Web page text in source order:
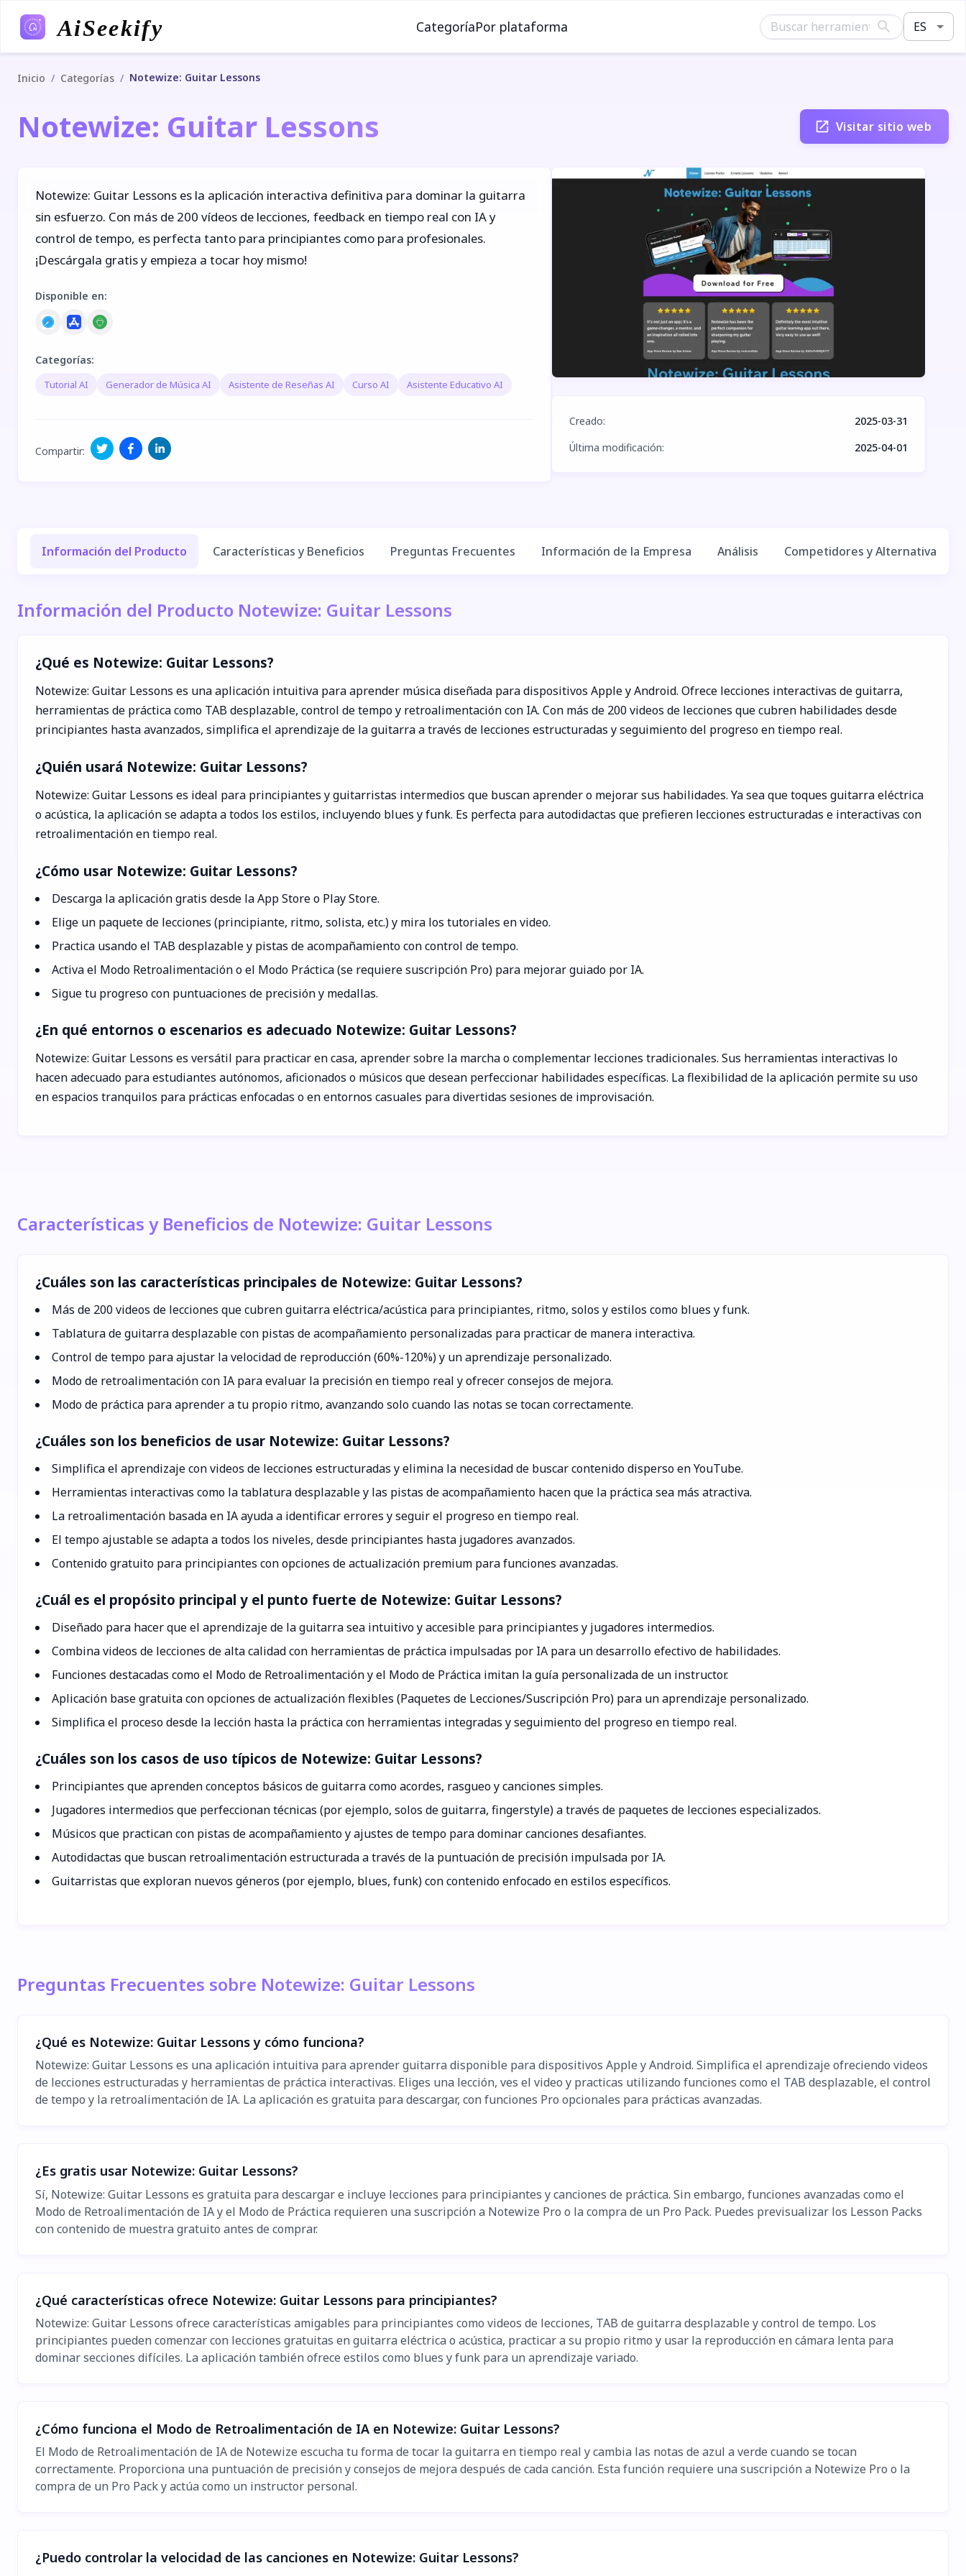
AiSeekify CategoríaPor plataforma ES
Inicio / Categorías / Notewize: Guitar Lessons
Notewize: Guitar Lessons Visitar sitio web
Notewize: Guitar Lessons es la aplicación interactiva definitiva para dominar la guitarra
sin esfuerzo. Con más de 200 vídeos de lecciones, feedback en tiempo real con IA y
control de tempo, es perfecta tanto para principiantes como para profesionales.
¡Descárgala gratis y empieza a tocar hoy mismo!
Disponible en:
Categorías:
Tutorial AI Generador de Música AI Asistente de Reseñas AI Curso AI Asistente Educativo AI
Compartir:
Creado:
2025-03-31
Última modificación: 2025-04-01
Información del Producto Características y Beneficios Preguntas Frecuentes Información de la Empresa Análisis Competidores y Alternativas
Información del Producto Notewize: Guitar Lessons
¿Qué es Notewize: Guitar Lessons?
Notewize: Guitar Lessons es una aplicación intuitiva para aprender música diseñada para dispositivos Apple y Android. Ofrece lecciones interactivas de guitarra,
herramientas de práctica como TAB desplazable, control de tempo y retroalimentación con IA. Con más de 200 videos de lecciones que cubren habilidades desde
principiantes hasta avanzados, simplifica el aprendizaje de la guitarra a través de lecciones estructuradas y seguimiento del progreso en tiempo real.
¿Quién usará Notewize: Guitar Lessons?
Notewize: Guitar Lessons es ideal para principiantes y guitarristas intermedios que buscan aprender o mejorar sus habilidades. Ya sea que toques guitarra eléctrica
o acústica, la aplicación se adapta a todos los estilos, incluyendo blues y funk. Es perfecta para autodidactas que prefieren lecciones estructuradas e interactivas con
retroalimentación en tiempo real.
¿Cómo usar Notewize: Guitar Lessons?
Descarga la aplicación gratis desde la App Store o Play Store.
Elige un paquete de lecciones (principiante, ritmo, solista, etc.) y mira los tutoriales en video.
Practica usando el TAB desplazable y pistas de acompañamiento con control de tempo.
Activa el Modo Retroalimentación o el Modo Práctica (se requiere suscripción Pro) para mejorar guiado por IA.
Sigue tu progreso con puntuaciones de precisión y medallas.
¿En qué entornos o escenarios es adecuado Notewize: Guitar Lessons?
Notewize: Guitar Lessons es versátil para practicar en casa, aprender sobre la marcha o complementar lecciones tradicionales. Sus herramientas interactivas lo
hacen adecuado para estudiantes autónomos, aficionados o músicos que desean perfeccionar habilidades específicas. La flexibilidad de la aplicación permite su uso
en espacios tranquilos para prácticas enfocadas o en entornos casuales para divertidas sesiones de improvisación.
Características y Beneficios de Notewize: Guitar Lessons
¿Cuáles son las características principales de Notewize: Guitar Lessons?
Más de 200 videos de lecciones que cubren guitarra eléctrica/acústica para principiantes, ritmo, solos y estilos como blues y funk.
Tablatura de guitarra desplazable con pistas de acompañamiento personalizadas para practicar de manera interactiva.
Control de tempo para ajustar la velocidad de reproducción (60%-120%) y un aprendizaje personalizado.
Modo de retroalimentación con IA para evaluar la precisión en tiempo real y ofrecer consejos de mejora.
Modo de práctica para aprender a tu propio ritmo, avanzando solo cuando las notas se tocan correctamente.
¿Cuáles son los beneficios de usar Notewize: Guitar Lessons?
Simplifica el aprendizaje con videos de lecciones estructuradas y elimina la necesidad de buscar contenido disperso en YouTube.
Herramientas interactivas como la tablatura desplazable y las pistas de acompañamiento hacen que la práctica sea más atractiva.
La retroalimentación basada en IA ayuda a identificar errores y seguir el progreso en tiempo real.
El tempo ajustable se adapta a todos los niveles, desde principiantes hasta jugadores avanzados.
Contenido gratuito para principiantes con opciones de actualización premium para funciones avanzadas.
¿Cuál es el propósito principal y el punto fuerte de Notewize: Guitar Lessons?
Diseñado para hacer que el aprendizaje de la guitarra sea intuitivo y accesible para principiantes y jugadores intermedios.
Combina videos de lecciones de alta calidad con herramientas de práctica impulsadas por IA para un desarrollo efectivo de habilidades.
Funciones destacadas como el Modo de Retroalimentación y el Modo de Práctica imitan la guía personalizada de un instructor.
Aplicación base gratuita con opciones de actualización flexibles (Paquetes de Lecciones/Suscripción Pro) para un aprendizaje personalizado.
Simplifica el proceso desde la lección hasta la práctica con herramientas integradas y seguimiento del progreso en tiempo real.
¿Cuáles son los casos de uso típicos de Notewize: Guitar Lessons?
Principiantes que aprenden conceptos básicos de guitarra como acordes, rasgueo y canciones simples.
Jugadores intermedios que perfeccionan técnicas (por ejemplo, solos de guitarra, fingerstyle) a través de paquetes de lecciones especializados.
Músicos que practican con pistas de acompañamiento y ajustes de tempo para dominar canciones desafiantes.
Autodidactas que buscan retroalimentación estructurada a través de la puntuación de precisión impulsada por IA.
Guitarristas que exploran nuevos géneros (por ejemplo, blues, funk) con contenido enfocado en estilos específicos.
Preguntas Frecuentes sobre Notewize: Guitar Lessons
¿Qué es Notewize: Guitar Lessons y cómo funciona?
Notewize: Guitar Lessons es una aplicación intuitiva para aprender guitarra disponible para dispositivos Apple y Android. Simplifica el aprendizaje ofreciendo videos
de lecciones estructuradas y herramientas de práctica interactivas. Eliges una lección, ves el video y practicas utilizando funciones como el TAB desplazable, el control
de tempo y la retroalimentación de IA. La aplicación es gratuita para descargar, con funciones Pro opcionales para prácticas avanzadas.
¿Es gratis usar Notewize: Guitar Lessons?
Sí, Notewize: Guitar Lessons es gratuita para descargar e incluye lecciones para principiantes y canciones de práctica. Sin embargo, funciones avanzadas como el
Modo de Retroalimentación de IA y el Modo de Práctica requieren una suscripción a Notewize Pro o la compra de un Pro Pack. Puedes previsualizar los Lesson Packs
con contenido de muestra gratuito antes de comprar.
¿Qué características ofrece Notewize: Guitar Lessons para principiantes?
Notewize: Guitar Lessons ofrece características amigables para principiantes como videos de lecciones, TAB de guitarra desplazable y control de tempo. Los
principiantes pueden comenzar con lecciones gratuitas en guitarra eléctrica o acústica, practicar a su propio ritmo y usar la reproducción en cámara lenta para
dominar secciones difíciles. La aplicación también ofrece estilos como blues y funk para un aprendizaje variado.
¿Cómo funciona el Modo de Retroalimentación de IA en Notewize: Guitar Lessons?
El Modo de Retroalimentación de IA de Notewize escucha tu forma de tocar la guitarra en tiempo real y cambia las notas de azul a verde cuando se tocan
correctamente. Proporciona una puntuación de precisión y consejos de mejora después de cada canción. Esta función requiere una suscripción a Notewize Pro o la
compra de un Pro Pack y actúa como un instructor personal.
¿Puedo controlar la velocidad de las canciones en Notewize: Guitar Lessons?